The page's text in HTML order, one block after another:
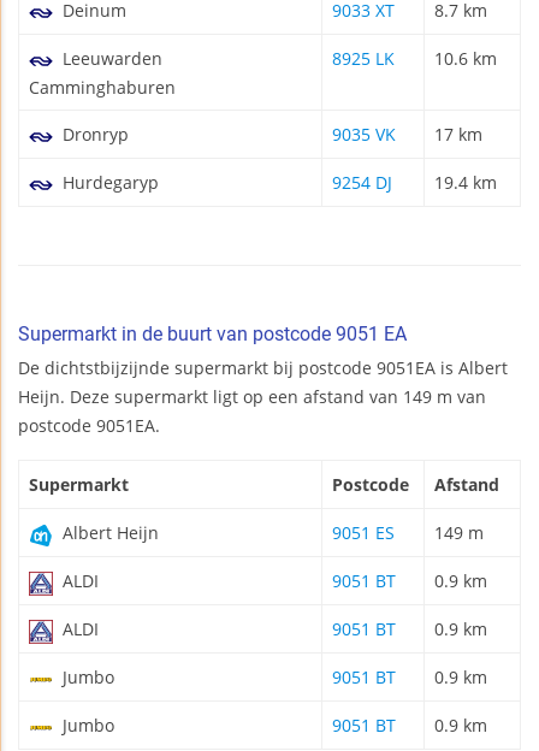
Deinum 9033 XT 8.7 km
Leeuwarden
Camminghaburen
8925 LK 10.6 km
Dronryp 9035 VK 17 km
Hurdegaryp 9254 DJ 19.4 km
Supermarkt in de buurt van postcode 9051 EA
De dichtstbijzijnde supermarkt bij postcode 9051EA is Albert
Heijn. Deze supermarkt ligt op een afstand van 149 m van
postcode 9051EA.
Supermarkt Postcode Afstand
Albert Heijn 9051 ES 149 m
ALDI 9051 BT 0.9 km
ALDI 9051 BT 0.9 km
Jumbo 9051 BT 0.9 km
Jumbo 9051 BT 0.9 km